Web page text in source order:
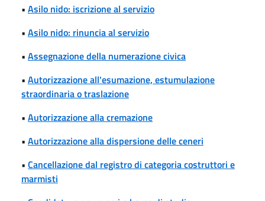
• Asilo nido: iscrizione al servizio
• Asilo nido: rinuncia al servizio
• Assegnazione della numerazione civica
• Autorizzazione all'esumazione, estumulazione
straordinaria o traslazione
• Autorizzazione alla cremazione
• Autorizzazione alla dispersione delle ceneri
• Cancellazione dal registro di categoria costruttori e
marmisti